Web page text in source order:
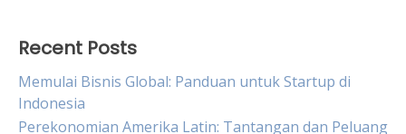
Recent Posts
Memulai Bisnis Global: Panduan untuk Startup di
Indonesia
Perekonomian Amerika Latin: Tantangan dan Peluang